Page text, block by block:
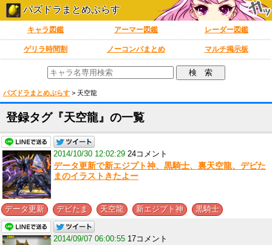
パズドラまとめぷらす
キャラ図鑑 アーマー図鑑 レーダー図鑑
ゲリラ時間割 ノーコンパまとめ マルチ掲示板
パズドラまとめぷらす > 天空龍
登録タグ『天空龍』の一覧
2014/10/30 12:02:29 24コメント
データ更新で新エジプト神、黒騎士、裏天空龍、デビた
まのイラストきたよー
データ更新 デビたま 天空龍 新エジプト神 黒騎士
2014/09/07 06:00:55 17コメント